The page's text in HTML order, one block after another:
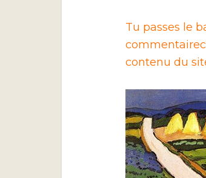
Tu passes le
contenu du